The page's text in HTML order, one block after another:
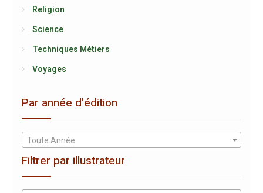
Religion
Science
Techniques Métiers
Voyages
Par année d’édition
Toute Année
Filtrer par illustrateur